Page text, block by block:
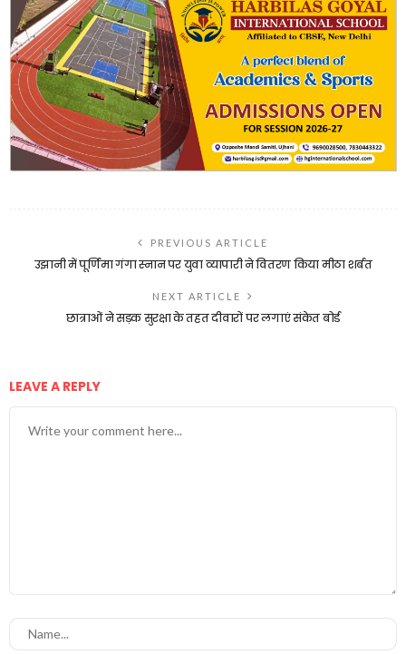
PREVIOUS ARTICLE
उझानी में पूर्णिमा गंगा स्नान पर युवा व्यापारी ने वितरण किया मीठा शर्बत
NEXT ARTICLE
छात्राओं ने सड़क सुरक्षा के तहत दीवारों पर लगाएं संकेत बोर्ड
LEAVE A REPLY